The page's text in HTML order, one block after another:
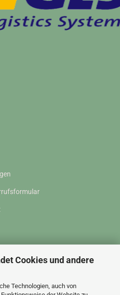
Cookies und andere
Technologien, auch von